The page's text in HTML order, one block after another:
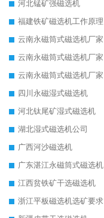
河北锰矿强磁选机
福建铁矿磁选机工作原理
云南永磁筒式磁选机厂家
云南永磁筒式磁选机厂家
云南永磁筒式磁选机厂家
四川永磁湿式磁选机
河北钛尾矿湿式磁选机
湖北湿式磁选机公司
广西河沙磁选机
广东湛江永磁筒式磁选机
江西贫铁矿干选磁选机
浙江平板磁选机选矿要求